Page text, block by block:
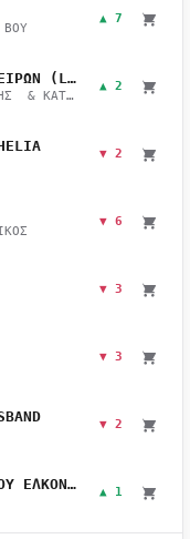
▲ 7
ΤΟ ΒΑΛΣ ΤΩΝ ΟΝΕΙΡΩΝ (LIVE)
ΜΠΑΚΟΥΛΗΣ ΔΗΜΗΤΡΗΣ & ΚΑΤΣΙΜΙΧΑ ΜΑΡΙΑΝΑ
▲ 2
▼ 2
▼ 6
▼ 3
▼ 3
▼ 2
ΣΤΑ ΚΑΛΥΤΕΡΑ ΠΟΥ ΕΛΚΟΝΤΑΙ ▲ 1